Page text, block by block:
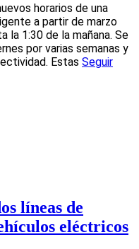
horarios de una
a partir de marzo
la 1:30 de la mañana. Se
por varias semanas y
Estas Seguir
líneas de
eléctricos